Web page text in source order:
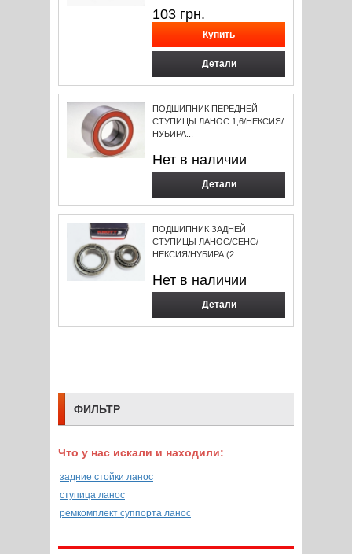
103 грн.
Детали
ПОДШИПНИК ПЕРЕДНЕЙ
СТУПИЦЫ ЛАНОС 1,6/НЕКСИЯ/
НУБИРА...
Нет в наличии
Детали
ПОДШИПНИК ЗАДНЕЙ
СТУПИЦЫ ЛАНОС/СЕНС/
НЕКСИЯ/НУБИРА (2...
Нет в наличии
Детали
ФИЛЬТР
Что у нас искали и находили:
задние стойки ланос
ступица ланос
ремкомплект суппорта ланос